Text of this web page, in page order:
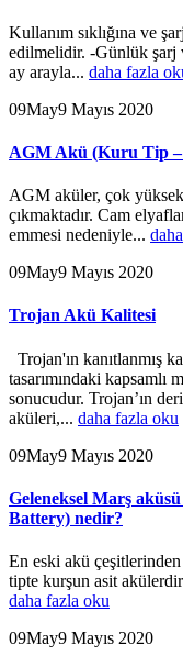
Kullanım sıklığına ve
edilmelidir. -Günlük şarj
ay arayla... daha fazla
09May9 Mayıs 2020
AGM Akü (Kuru Tip –
AGM aküler, çok yüksek
çıkmaktadır. Cam
emmesi nedeniyle...
09May9 Mayıs 2020
Trojan Akü Kalitesi
Trojan'ın kanıtlanmış
tasarımındaki kapsamlı
sonucudur. Trojan’ın
aküleri,... daha fazla oku
09May9 Mayıs 2020
Geleneksel Marş
Battery) nedir?
En eski akü
tipte kurşun asit
daha fazla oku
09May9 Mayıs 2020